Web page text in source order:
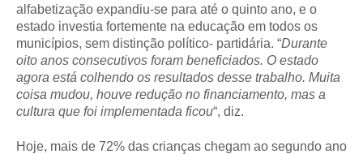
alfabetização expandiu-se para até o quinto ano, e o
estado investia fortemente na educação em todos os
municípios, sem distinção político- partidária. “Durante
oito anos consecutivos foram beneficiados. O estado
agora está colhendo os resultados desse trabalho. Muita
coisa mudou, houve redução no financiamento, mas a
cultura que foi implementada ficou“, diz.
Hoje, mais de 72% das crianças chegam ao segundo ano